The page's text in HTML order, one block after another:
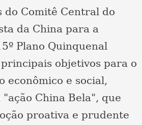
Comitê Central do
da China para a
Plano Quinquenal
objetivos para o
econômico e social,
China Bela", que
proativa e prudente